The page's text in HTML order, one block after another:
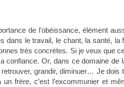
de l’obéissance, élément
dans le travail, le chant, la santé,
très concrètes. Si je veux que
confiance. Or, dans ce domaine de
grandir, diminuer… Je dois
frère, c’est l’excommunier et